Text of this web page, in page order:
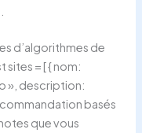
d’algorithmes de
= [ { nom:
», description:
basés
que vous